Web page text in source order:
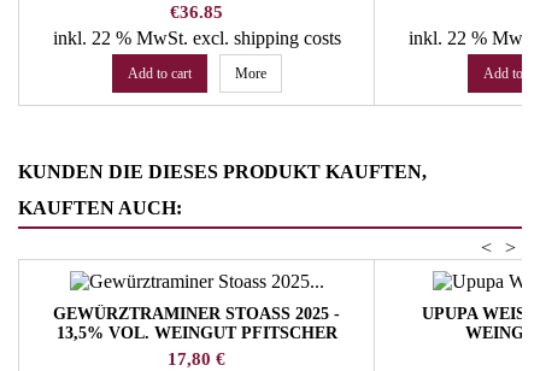
Price
€36.85
inkl. 22 % MwSt. excl. shipping costs
Add to cart More
inkl. 22 %
Add to
KUNDEN DIE DIESES PRODUKT KAUFTEN,
KAUFTEN AUCH:
>
<
GEWÜRZTRAMINER STOASS 2025 -
13,5% VOL. WEINGUT PFITSCHER
Preis
17,80 €
UPUPA WEISS
EINGUT